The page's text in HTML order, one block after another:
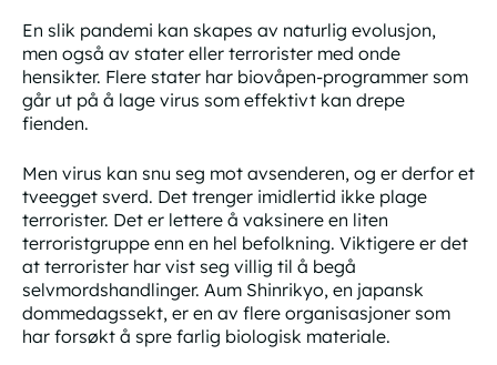
En slik pandemi kan skapes av naturlig evolusjon,
men også av stater eller terrorister med onde
hensikter. Flere stater har biovåpen-programmer som
går ut på å lage virus som effektivt kan drepe
fienden.
Men virus kan snu seg mot avsenderen, og er derfor et
tveegget sverd. Det trenger imidlertid ikke plage
terrorister. Det er lettere å vaksinere en liten
terroristgruppe enn en hel befolkning. Viktigere er det
at terrorister har vist seg villig til å begå
selvmordshandlinger. Aum Shinrikyo, en japansk
dommedagssekt, er en av flere organisasjoner som
har forsøkt å spre farlig biologisk materiale.